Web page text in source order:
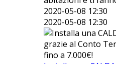
2020-05-08 12:30
2020-05-08 12:30